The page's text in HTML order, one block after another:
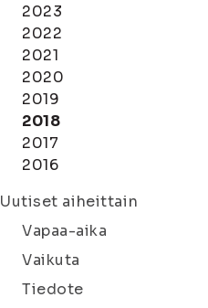
2023
2022
2021
2020
2019
2018
2017
2016
Uutiset aiheittain
Vapaa-aika
Vaikuta
Tiedote